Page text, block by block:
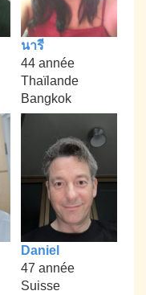
นารี
44 année
Thaïlande
Bangkok
Daniel
47 année
Suisse